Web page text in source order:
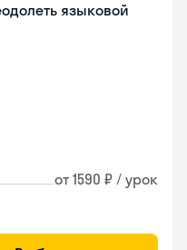
языковой
от 1590 ₽ / урок